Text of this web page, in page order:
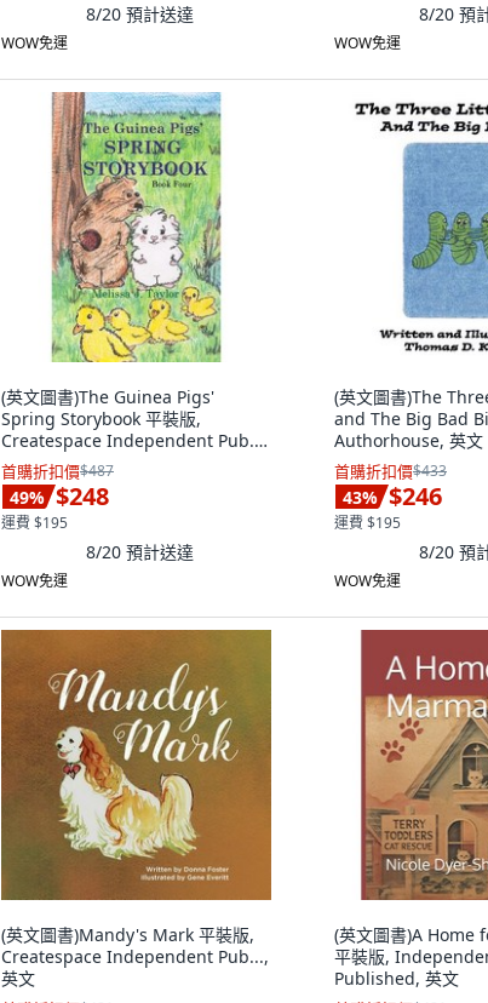
8/20 預計送達
WOW免運
8/20 預
WOW免運
(英文圖書)The Guinea Pigs'
Spring Storybook 平裝版,
Createspace Independent Pub...,
英文
首購折扣價$487
49% $248
運費 $195
8/20 預計送達
WOW免運
(英文圖書)The
and The Big Bad
Authorhouse, 英文
首購折扣價$433
43% $246
運費 $195
8/20 預
WOW免運
(英文圖書)Mandy's Mark 平裝版,
Createspace Independent Pub...,
英文
(英文圖書)A Home
平裝版,
Published, 英文